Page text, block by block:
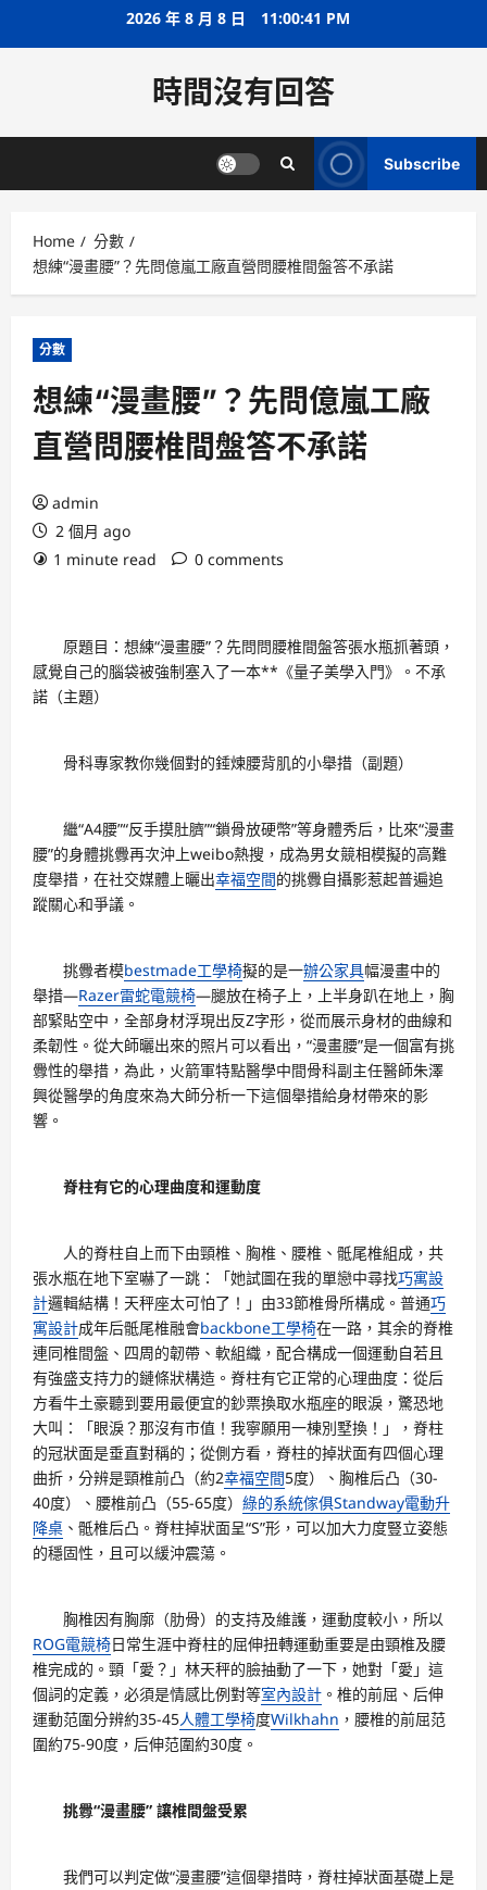
2026 年 8 月 8 日 11:00:41 PM
時間沒有回答
Subscribe
Home
分數
想練“漫畫腰”？先問億嵐工廠直營問腰椎間盤答不承諾
分數
想練“漫畫腰”？先問億嵐工廠
直營問腰椎間盤答不承諾
admin
2 個月 ago
1 minute read
0 comments
原題目：想練“漫畫腰”？先問問腰椎間盤答張水瓶抓著頭，
感覺自己的腦袋被強制塞入了一本**《量子美學入門》。不承
諾（主題）
骨科專家教你幾個對的錘煉腰背肌的小舉措（副題）
繼“A4腰”“反手摸肚臍”“鎖骨放硬幣”等身體秀后，比來“漫畫
腰”的身體挑釁再次沖上weibo熱搜，成為男女競相模擬的高難
度舉措，在社交媒體上曬出幸福空間的挑釁自攝影惹起普遍追
蹤關心和爭議。
挑釁者模bestmade工學椅擬的是一辦公家具幅漫畫中的
舉措—Razer雷蛇電競椅—腿放在椅子上，上半身趴在地上，胸
部緊貼空中，全部身材浮現出反Z字形，從而展示身材的曲線和
柔韌性。從大師曬出來的照片可以看出，“漫畫腰”是一個富有挑
釁性的舉措，為此，火箭軍特點醫學中間骨科副主任醫師朱澤
興從醫學的角度來為大師分析一下這個舉措給身材帶來的影
響。
脊柱有它的心理曲度和運動度
人的脊柱自上而下由頸椎、胸椎、腰椎、骶尾椎組成，共
張水瓶在地下室嚇了一跳：「她試圖在我的單戀中尋找巧寓設
計邏輯結構！天秤座太可怕了！」由33節椎骨所構成。普通巧
寓設計成年后骶尾椎融會backbone工學椅在一路，其余的脊椎
連同椎間盤、四周的韌帶、軟組織，配合構成一個運動自若且
有強盛支持力的鏈條狀構造。脊柱有它正常的心理曲度：從后
方看牛土豪聽到要用最便宜的鈔票換取水瓶座的眼淚，驚恐地
大叫：「眼淚？那沒有市值！我寧願用一棟別墅換！」，脊柱
的冠狀面是垂直對稱的；從側方看，脊柱的掉狀面有四個心理
曲折，分辨是頸椎前凸（約2幸福空間5度）、胸椎后凸（30-
40度）、腰椎前凸（55-65度） 綠的系統傢俱Standway電動升
降桌 、骶椎后凸。脊柱掉狀面呈“S”形，可以加大力度豎立姿態
的穩固性，且可以緩沖震蕩。
胸椎因有胸廓（肋骨）的支持及維護，運動度較小，所以
ROG電競椅日常生涯中脊柱的屈伸扭轉運動重要是由頸椎及腰
椎完成的。頸「愛？」林天秤的臉抽動了一下，她對「愛」這
個詞的定義，必須是情感比例對等室內設計 。椎的前屈、后伸
運動范圍分辨約35-45人體工學椅度Wilkhahn ，腰椎的前屈范
圍約75-90度，后伸范圍約30度。
挑釁“漫畫腰” 讓椎間盤受累
我們可以判定做“漫畫腰”這個舉措時，脊柱掉狀面基礎上是